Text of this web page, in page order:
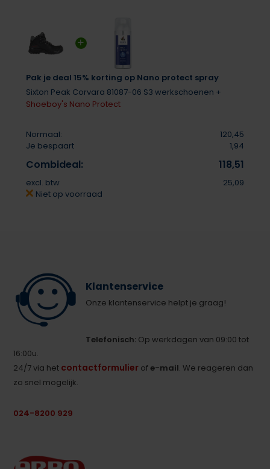
Pak je deal 15% korting op Nano protect spray
Sixton Peak Corvara 81087-06 S3 werkschoenen +
Shoeboy's Nano Protect
Normaal:
120,45
Je bespaart
1,94
Combideal: 118,51
excl. btw
25,09
Niet op voorraad
Klantenservice
Onze klantenservice helpt je graag!
Telefonisch: Op werkdagen van 09:00 tot
16:00u.
24/7 via het contactformulier ofe-mail. We reageren dan
zo snel mogelijk.
024-8200 929